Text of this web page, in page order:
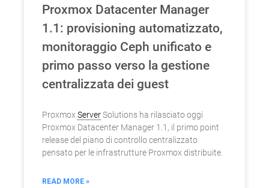
Proxmox Datacenter Manager
1.1: provisioning automatizzato,
monitoraggio Ceph unificato e
primo passo verso la gestione
centralizzata dei guest
Proxmox ServerSolutions ha rilasciato oggi
Proxmox Datacenter Manager 1.1, il primo point
release del piano di controllo centralizzato
pensato per le infrastrutture Proxmox distribuite.
READ MORE »